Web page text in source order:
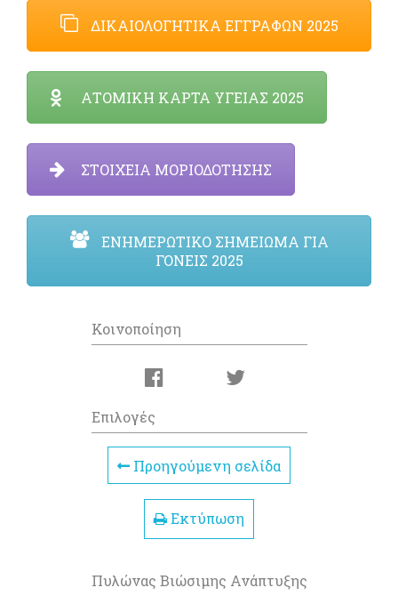
ΔΙΚΑΙΟΛΟΓΗΤΙΚΑ ΕΓΓΡΑΦΩΝ 2025
ΑΤΟΜΙΚΗ ΚΑΡΤΑ ΥΓΕΙΑΣ 2025
ΣΤΟΙΧΕΙΑ ΜΟΡΙΟΔΟΤΗΣΗΣ
ΕΝΗΜΕΡΩΤΙΚΟ ΣΗΜΕΙΩΜΑ ΓΙΑ
ΓΟΝΕΙΣ 2025
Κοινοποίηση
Επιλογές
Προηγούμενη σελίδα
Εκτύπωση
Πυλώνας Βιώσιμης Ανάπτυξης